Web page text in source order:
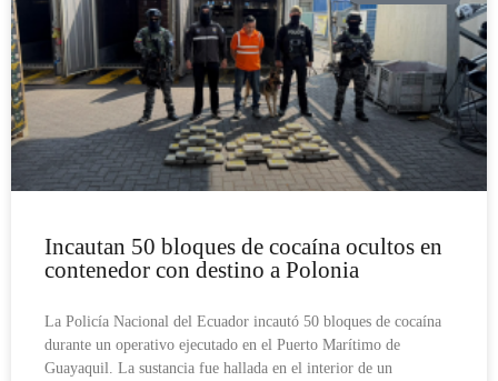
Incautan 50 bloques de cocaína ocultos en
contenedor con destino a Polonia
La Policía Nacional del Ecuador incautó 50 bloques de cocaína
durante un operativo ejecutado en el Puerto Marítimo de
Guayaquil. La sustancia fue hallada en el interior de un